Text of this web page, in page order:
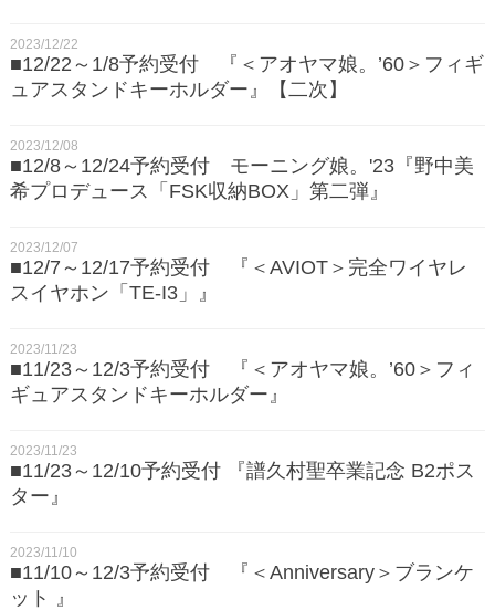
2023/12/22
■12/22～1/8予約受付 『＜アオヤマ娘。’60＞フィギ
ュアスタンドキーホルダー』【二次】
2023/12/08
■12/8～12/24予約受付 モーニング娘。'23『野中美
希プロデュース「FSK収納BOX」第二弾』
2023/12/07
■12/7～12/17予約受付 『＜AVIOT＞完全ワイヤレ
スイヤホン「TE-I3」』
2023/11/23
■11/23～12/3予約受付 『＜アオヤマ娘。’60＞フィ
ギュアスタンドキーホルダー』
2023/11/23
■11/23～12/10予約受付 『譜久村聖卒業記念 B2ポス
ター』
2023/11/10
■11/10～12/3予約受付 『＜Anniversary＞ブランケ
ット 』